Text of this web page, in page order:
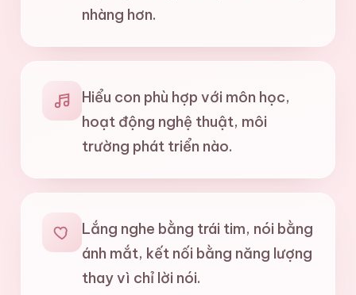
nhàng hơn.
Hiểu con phù hợp với môn học,
hoạt động nghệ thuật, môi
trường phát triển nào.
Lắng nghe bằng trái tim, nói bằng
ánh mắt, kết nối bằng năng lượng
thay vì chỉ lời nói.